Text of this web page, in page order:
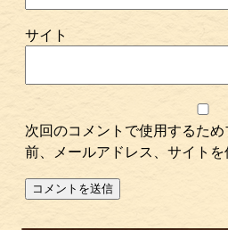
サイト
次回のコメントで使用するた
前、メールアドレス、サイトを